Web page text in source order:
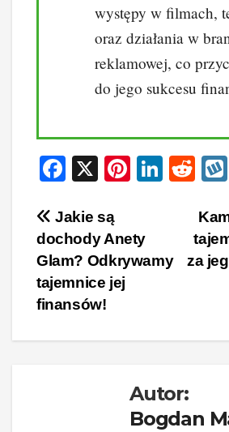
występy w filmach,
oraz działania w
reklamowej, co
do jego sukcesu
F
c
e
b
o
k
X
Pi
e
st
Li
dI
R
d
di
t
Nawigacja
wpisu
za
Jakie są
dochody Anety
Glam? Odkrywamy
tajemnice jej
finansów!
Autor:
Bogdan